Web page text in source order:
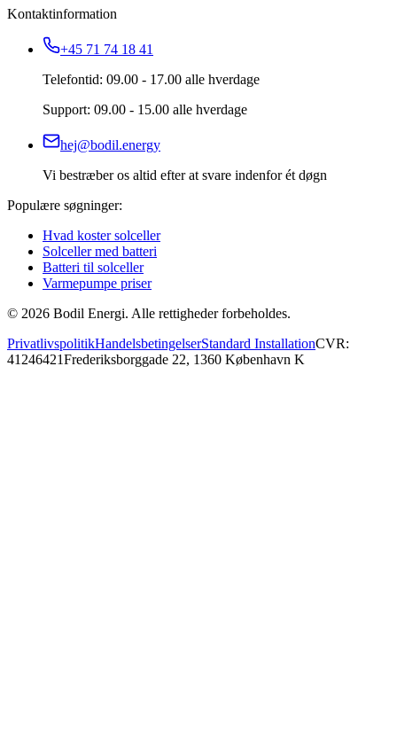
Kontaktinformation
+45 71 74 18 41
Telefontid: 09.00 - 17.00 alle hverdage
Support: 09.00 - 15.00 alle hverdage
hej@bodil.energy
Vi bestræber os altid efter at svare indenfor ét døgn
Populære søgninger:
Hvad koster solceller
Solceller med batteri
Batteri til solceller
Varmepumpe priser
© 2026 Bodil Energi. Alle rettigheder forbeholdes.
PrivatlivspolitikHandelsbetingelserStandard InstallationCVR:
41246421Frederiksborggade 22, 1360 København K